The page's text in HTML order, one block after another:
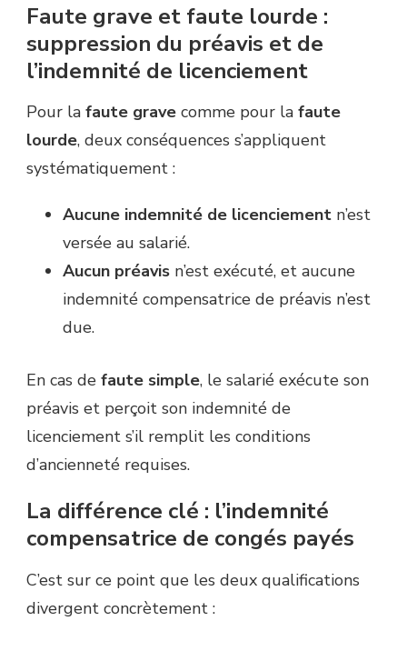
Faute grave et faute lourde :
suppression du préavis et de
l’indemnité de licenciement
Pour la faute grave comme pour la faute
lourde, deux conséquences s’appliquent
systématiquement :
Aucune indemnité de licenciement n’est
versée au salarié.
Aucun préavis n’est exécuté, et aucune
indemnité compensatrice de préavis n’est
due.
En cas de faute simple, le salarié exécute son
préavis et perçoit son indemnité de
licenciement s’il remplit les conditions
d’ancienneté requises.
La différence clé : l’indemnité
compensatrice de congés payés
C’est sur ce point que les deux qualifications
divergent concrètement :